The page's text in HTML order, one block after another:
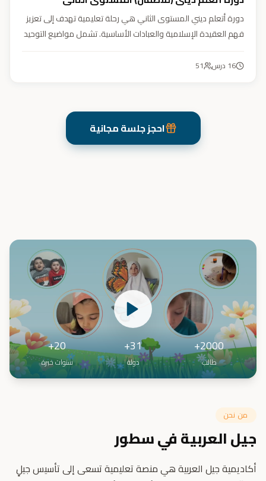
دورة أتعلم ديني المستوى الثاني هي رحلة تعليمية تهدف إلى تعزيز
فهم العقيدة الإسلامية والعبادات الأساسية. تشمل مواضيع التوحيد
وتربية أبنائنا تربية إيمانية وأخلاقية وعلمية ونفسية واجتماعية.
16 درس 51
احجز جلسة مجانية
2000+
طالب
31+
دولة
20+
سنوات خبرة
من نحن
جيل العربية في سطور
أكاديمية جيل العربية هي منصة تعليمية تسعى إلى تأسيس جيلٍ